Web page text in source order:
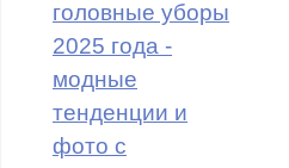
головные уборы
2025 года -
модные
тенденции и
фото с